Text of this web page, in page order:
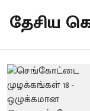
தேசிய